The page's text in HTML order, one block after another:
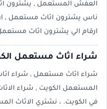
العفش المستعمل , يشترون
ناس يشترون اثاث مستعمل ,
ارقام الي يشترون اثاث
شراء اثاث مستعمل
شراء اثاث مستعمل , شراء
المستعمل الكويت , شراء
في الكويت. ، نشتري الاثاث